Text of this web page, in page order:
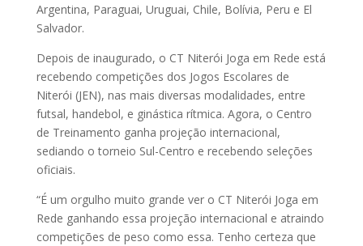
Argentina, Paraguai, Uruguai, Chile, Bolívia, Peru e El
Salvador.
Depois de inaugurado, o CT Niterói Joga em Rede está
recebendo competições dos Jogos Escolares de
Niterói (JEN), nas mais diversas modalidades, entre
futsal, handebol, e ginástica rítmica. Agora, o Centro
de Treinamento ganha projeção internacional,
sediando o torneio Sul-Centro e recebendo seleções
oficiais.
“É um orgulho muito grande ver o CT Niterói Joga em
Rede ganhando essa projeção internacional e atraindo
competições de peso como essa. Tenho certeza que